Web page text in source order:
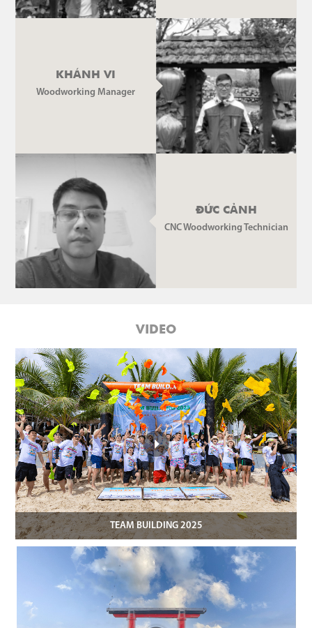
KHÁNH VI
Woodworking Manager
ĐỨC CẢNH
CNC Woodworking Technician
VIDEO
TEAM BUILDING 2025